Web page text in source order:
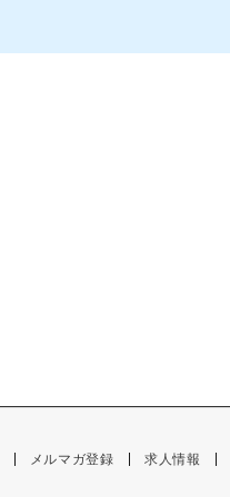
メルマガ登録 求人情報